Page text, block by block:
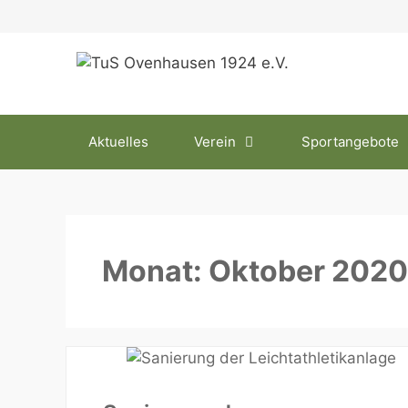
Aktuelles Verein Sportangebote
Monat: Oktober 2020